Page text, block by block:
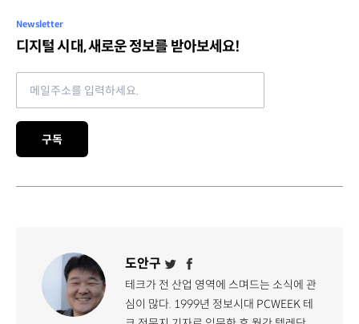
Newsletter
디지털 시대, 새로운 정보를 받아보세요!
구독
도안구
테크가 전 산업 영역에 스며드는 소식에 관
심이 많다. 1999년 정보시대 PCWEEK 테